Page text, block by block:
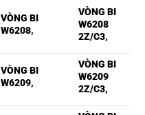
VÒNG BI
W6208,
VÒNG BI
W6208
2Z/C3,
VÒNG BI
W6209,
VÒNG BI
W6209
2Z/C3,